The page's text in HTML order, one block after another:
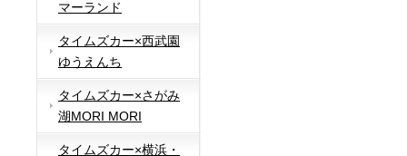
マーランド
タイムズカー×西武園
ゆうえんち
タイムズカー×さがみ
湖MORI MORI
タイムズカー×横浜・